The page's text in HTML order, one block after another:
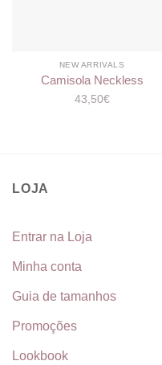
NEW ARRIVALS
Camisola Neckless
43,50€
LOJA
Entrar na Loja
Minha conta
Guia de tamanhos
Promoções
Lookbook